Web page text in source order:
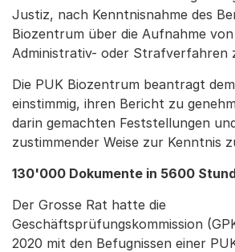
Justiz, nach Kenntnisnahme des
Biozentrum über die Aufnahme
Administrativ- oder Strafverfahren
Die PUK Biozentrum beantragt
einstimmig, ihren Bericht zu
darin gemachten Feststellungen
zustimmender Weise zur Kenntnis
130'000 Dokumente in 5600
Der Grosse Rat hatte die
Geschäftsprüfungskommission
2020 mit den Befugnissen einer